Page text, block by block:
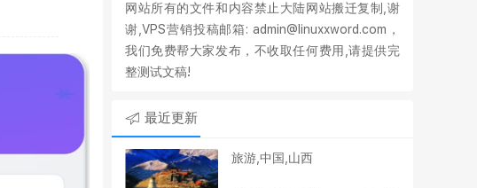
网站所有的文件和内容禁止大陆网站搬迁复制,谢
谢,VPS营销投稿邮箱: admin@linuxxword.com，
我们免费帮大家发布，不收取任何费用,请提供完
整测试文稿!
最近更新
旅游,中国,山西